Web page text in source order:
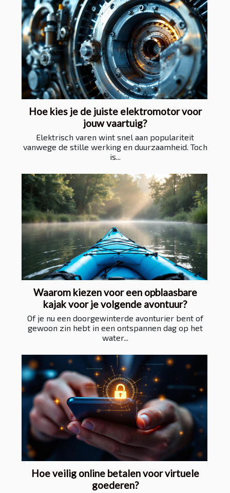
Hoe kies je de juiste elektromotor voor
jouw vaartuig?
Elektrisch varen wint snel aan populariteit
vanwege de stille werking en duurzaamheid. Toch
is...
Waarom kiezen voor een opblaasbare
kajak voor je volgende avontuur?
Of je nu een doorgewinterde avonturier bent of
gewoon zin hebt in een ontspannen dag op het
water...
Hoe veilig online betalen voor virtuele
goederen?